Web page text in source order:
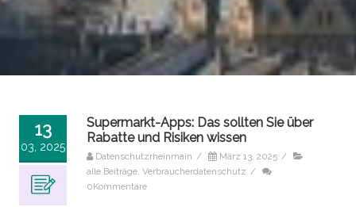
13
03, 2025
Supermarkt-Apps: Das sollten Sie über
Rabatte und Risiken wissen
Datenschutzrheinmain / März 13, 2025 /
alle Beiträge Verbraucherdatenschutz /
0Kommentare